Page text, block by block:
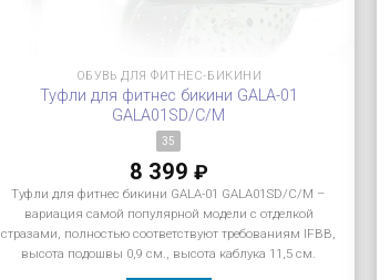
ОБУВЬ ДЛЯ ФИТНЕС-БИКИНИ
Туфли для фитнес бикини GALA-01
GALA01SD/C/M
35
8 399 ₽
Туфли для фитнес бикини GALA-01 GALA01SD/C/M –
вариация самой популярной модели с отделкой
стразами, полностью соответствуют требованиям IFBB,
высота подошвы 0,9 см., высота каблука 11,5 см.